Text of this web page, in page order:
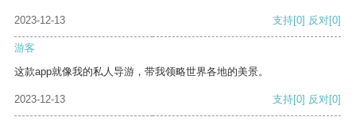
2023-12-13 支持[0] 反对[0]
游客
这款app就像我的私人导游，带我领略世界各地的美景。
2023-12-13 支持[0] 反对[0]